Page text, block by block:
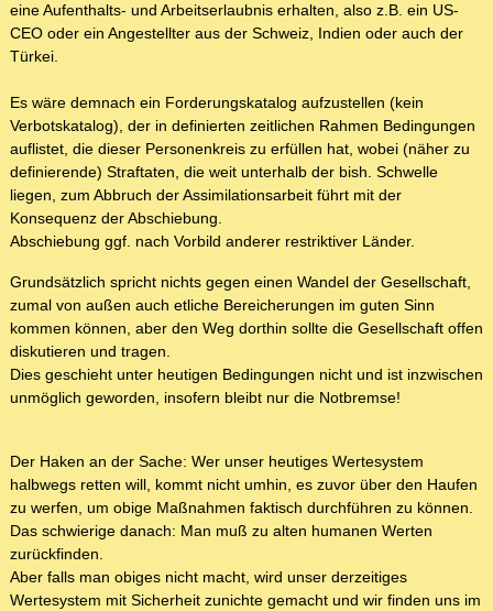
eine Aufenthalts- und Arbeitserlaubnis erhalten, also z.B. ein US-
CEO oder ein Angestellter aus der Schweiz, Indien oder auch der
Türkei.
Es wäre demnach ein Forderungskatalog aufzustellen (kein
Verbotskatalog), der in definierten zeitlichen Rahmen Bedingungen
auflistet, die dieser Personenkreis zu erfüllen hat, wobei (näher zu
definierende) Straftaten, die weit unterhalb der bish. Schwelle
liegen, zum Abbruch der Assimilationsarbeit führt mit der
Konsequenz der Abschiebung.
Abschiebung ggf. nach Vorbild anderer restriktiver Länder.
Grundsätzlich spricht nichts gegen einen Wandel der Gesellschaft,
zumal von außen auch etliche Bereicherungen im guten Sinn
kommen können, aber den Weg dorthin sollte die Gesellschaft offen
diskutieren und tragen.
Dies geschieht unter heutigen Bedingungen nicht und ist inzwischen
unmöglich geworden, insofern bleibt nur die Notbremse!
Der Haken an der Sache: Wer unser heutiges Wertesystem
halbwegs retten will, kommt nicht umhin, es zuvor über den Haufen
zu werfen, um obige Maßnahmen faktisch durchführen zu können.
Das schwierige danach: Man muß zu alten humanen Werten
zurückfinden.
Aber falls man obiges nicht macht, wird unser derzeitiges
Wertesystem mit Sicherheit zunichte gemacht und wir finden uns im